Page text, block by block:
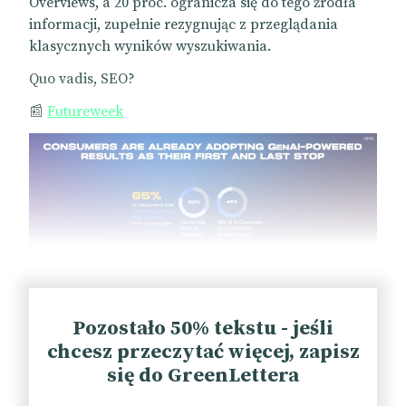
informacji, zupełnie rezygnując z przeglądania
klasycznych wyników wyszukiwania.
Quo vadis, SEO?
📰 Futureweek
Horizon Futures: eventy się
Pozostało 50% tekstu - jeśli
chcesz przeczytać więcej, zapisz
się do GreenLettera